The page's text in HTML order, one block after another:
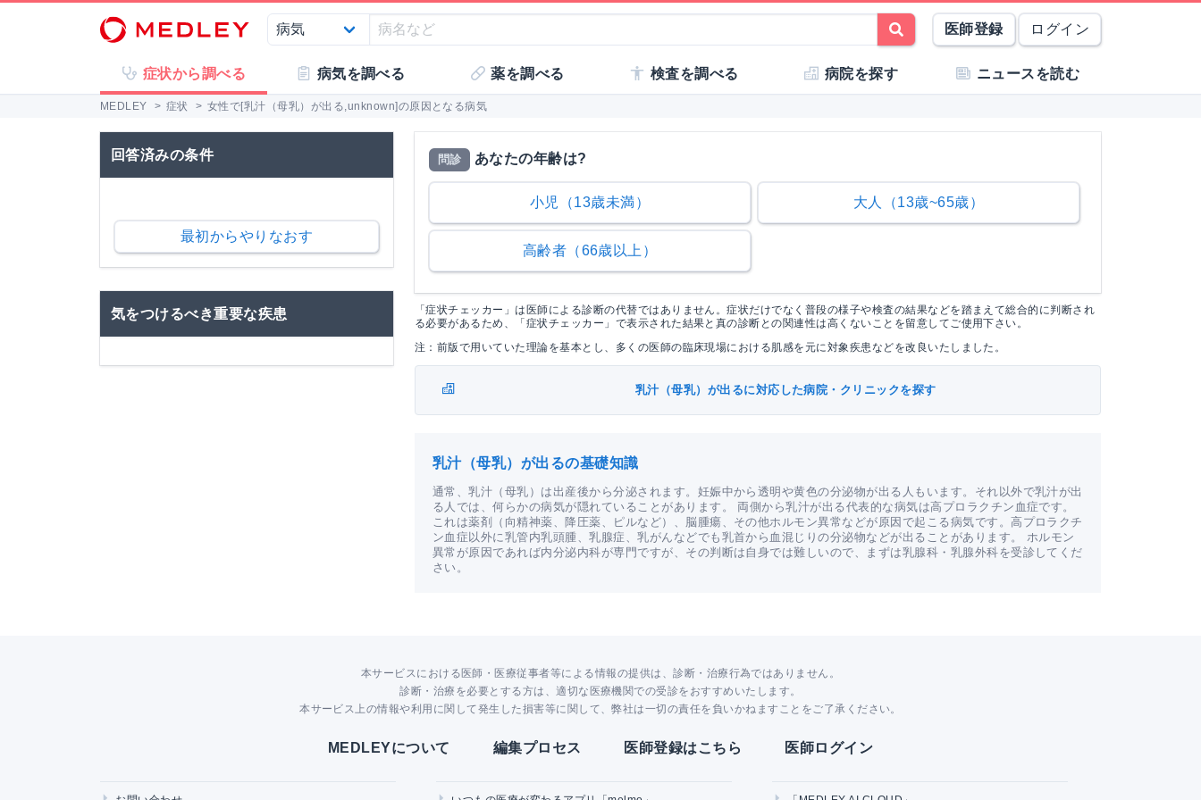
医師登録 ログイン
症状から調べる 病気を調べる 薬を調べる 検査を調べる 病院を探す ニュースを読む
MEDLEY > 症状 > 女性で[乳汁（母乳）が出る,unknown]の原因となる病気
回答済みの条件
最初からやりなおす
気をつけるべき重要な疾患
問診 あなたの年齢は?
小児（13歳未満） 大人（13歳~65歳）
高齢者（66歳以上）
「症状チェッカー」は医師による診断の代替ではありません。症状だけでなく普段の様子や検査の結果などを踏まえて総合的に判断され
る必要があるため、「症状チェッカー」で表示された結果と真の診断との関連性は高くないことを留意してご使用下さい。
注：前版で用いていた理論を基本とし、多くの医師の臨床現場における肌感を元に対象疾患などを改良いたしました。
乳汁（母乳）が出るに対応した病院・クリニックを探す
乳汁（母乳）が出るの基礎知識
通常、乳汁（母乳）は出産後から分泌されます。妊娠中から透明や黄色の分泌物が出る人もいます。それ以外で乳汁が出
る人では、何らかの病気が隠れていることがあります。 両側から乳汁が出る代表的な病気は高プロラクチン血症です。
これは薬剤（向精神薬、降圧薬、ピルなど）、脳腫瘍、その他ホルモン異常などが原因で起こる病気です。高プロラクチ
ン血症以外に乳管内乳頭腫、乳腺症、乳がんなどでも乳首から血混じりの分泌物などが出ることがあります。 ホルモン
異常が原因であれば内分泌内科が専門ですが、その判断は自身では難しいので、まずは乳腺科・乳腺外科を受診してくだ
さい。
本サービスにおける医師・医療従事者等による情報の提供は、診断・治療行為ではありません。
診断・治療を必要とする方は、適切な医療機関での受診をおすすめいたします。
本サービス上の情報や利用に関して発生した損害等に関して、弊社は一切の責任を負いかねますことをご了承ください。
MEDLEYについて 編集プロセス 医師登録はこちら 医師ログイン